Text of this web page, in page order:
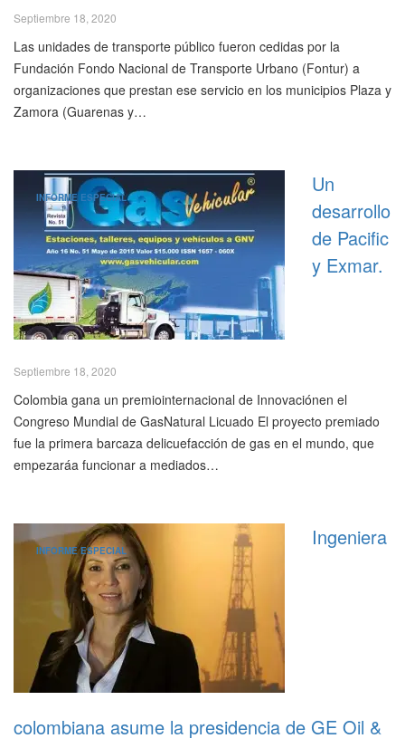
Septiembre 18, 2020
Las unidades de transporte público fueron cedidas por la
Fundación Fondo Nacional de Transporte Urbano (Fontur) a
organizaciones que prestan ese servicio en los municipios Plaza y
Zamora (Guarenas y…
INFORME ESPECIAL
Un
desarrollo
de Pacific
y Exmar.
Septiembre 18, 2020
Colombia gana un premiointernacional de Innovaciónen el
Congreso Mundial de GasNatural Licuado El proyecto premiado
fue la primera barcaza delicuefacción de gas en el mundo, que
empezaráa funcionar a mediados…
INFORME ESPECIAL
Ingeniera
colombiana asume la presidencia de GE Oil &